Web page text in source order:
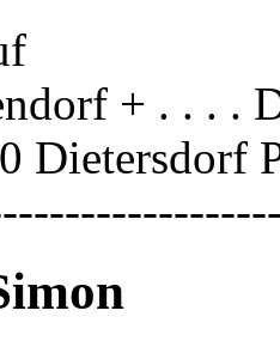
+ . . . .
Dietersdorf